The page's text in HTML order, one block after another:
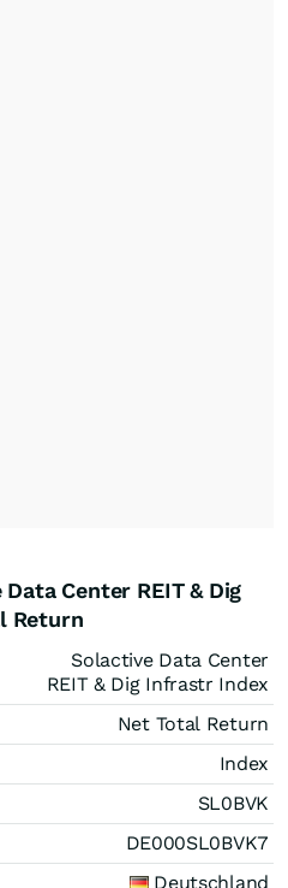
Center REIT & Dig
Return
Solactive Data Center
REIT & Dig Infrastr Index
Net Total Return
Index
SL0BVK
DE000SL0BVK7
Deutschland